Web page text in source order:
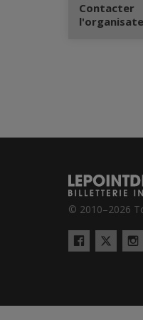
Contacter
© 2010–2026
Facebook
Twitter